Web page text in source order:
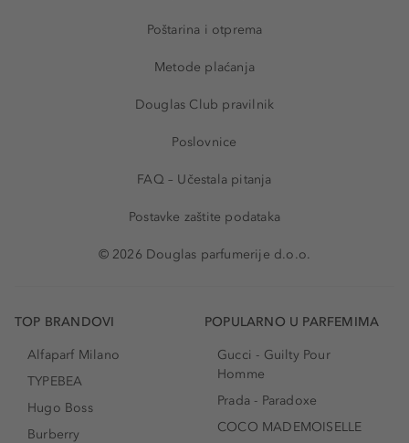
Poštarina i otprema
Metode plaćanja
Douglas Club pravilnik
Poslovnice
FAQ – Učestala pitanja
Postavke zaštite podataka
© 2026 Douglas parfumerije d.o.o.
TOP BRANDOVI
Alfaparf Milano
TYPEBEA
Hugo Boss
Burberry
POPULARNO U PARFEMIMA
Gucci - Guilty Pour
Homme
Prada - Paradoxe
COCO MADEMOISELLE